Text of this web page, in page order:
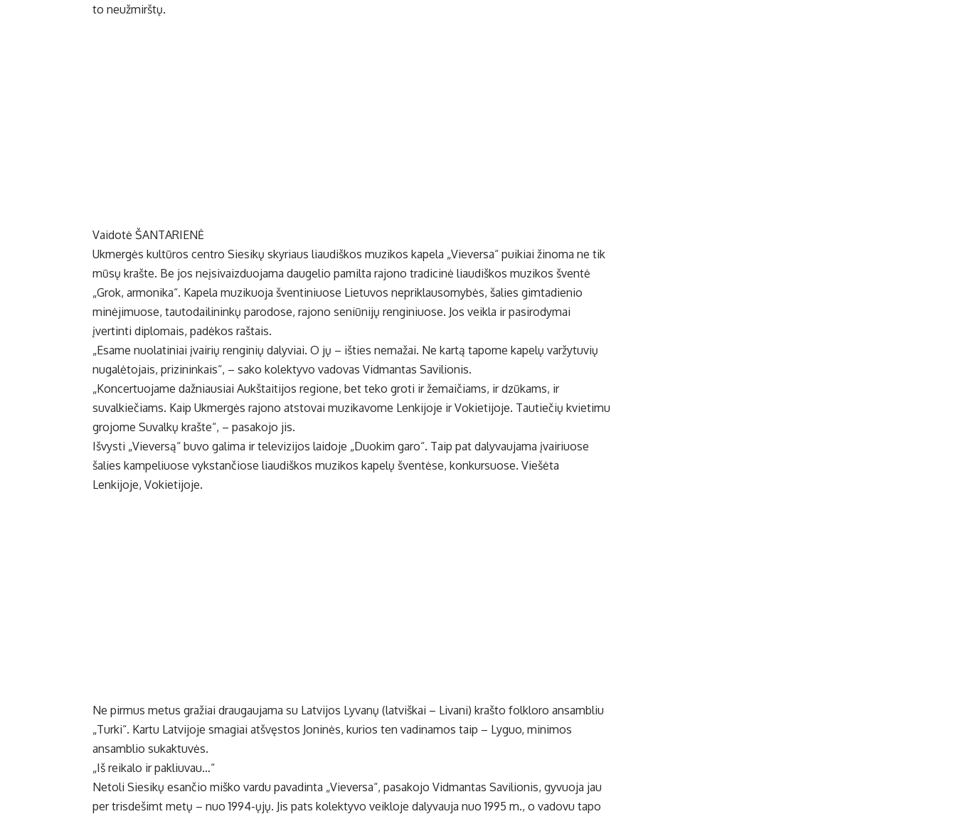
to neužmirštų.
Vaidotė ŠANTARIENĖ
Ukmergės kultūros centro Siesikų skyriaus liaudiškos muzikos kapela „Vieversa“ puikiai žinoma ne tik
mūsų krašte. Be jos neįsivaizduojama daugelio pamilta rajono tradicinė liaudiškos muzikos šventė
„Grok, armonika“. Kapela muzikuoja šventiniuose Lietuvos nepriklausomybės, šalies gimtadienio
minėjimuose, tautodailininkų parodose, rajono seniūnijų renginiuose. Jos veikla ir pasirodymai
įvertinti diplomais, padėkos raštais.
„Esame nuolatiniai įvairių renginių dalyviai. O jų – išties nemažai. Ne kartą tapome kapelų varžytuvių
nugalėtojais, prizininkais“, – sako kolektyvo vadovas Vidmantas Savilionis.
„Koncertuojame dažniausiai Aukštaitijos regione, bet teko groti ir žemaičiams, ir dzūkams, ir
suvalkiečiams. Kaip Ukmergės rajono atstovai muzikavome Lenkijoje ir Vokietijoje. Tautiečių kvietimu
grojome Suvalkų krašte“, – pasakojo jis.
Išvysti „Vieversą“ buvo galima ir televizijos laidoje „Duokim garo“. Taip pat dalyvaujama įvairiuose
šalies kampeliuose vykstančiose liaudiškos muzikos kapelų šventėse, konkursuose. Viešėta
Lenkijoje, Vokietijoje.
Ne pirmus metus gražiai draugaujama su Latvijos Lyvanų (latviškai – Livani) krašto folkloro ansambliu
„Turki“. Kartu Latvijoje smagiai atšvęstos Joninės, kurios ten vadinamos taip – Lyguo, minimos
ansamblio sukaktuvės.
„Iš reikalo ir pakliuvau…“
Netoli Siesikų esančio miško vardu pavadinta „Vieversa“, pasakojo Vidmantas Savilionis, gyvuoja jau
per trisdešimt metų – nuo 1994-ųjų. Jis pats kolektyvo veikloje dalyvauja nuo 1995 m., o vadovu tapo